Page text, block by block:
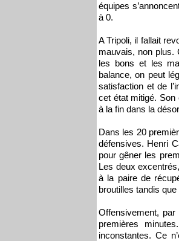
équipes
à 0.
A Tripoli, il fallait
mauvais, non plus.
les bons et les
balance, on peut
satisfaction et de
cet état mitigé.
à la fin dans la
Dans les 20
défensives. Henri
pour gêner les
Les deux
à la paire de
broutilles tandis
Offensivement,
premières
inconstantes. Ce